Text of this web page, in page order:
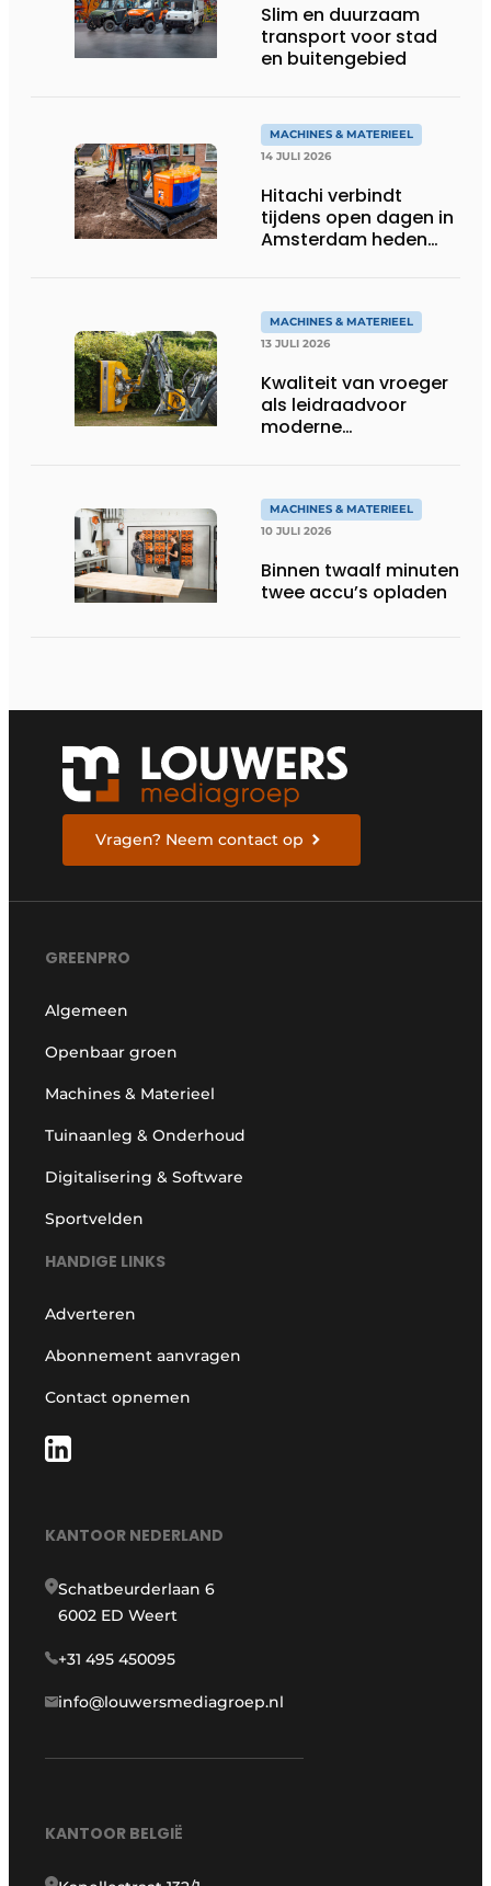
Slim en duurzaam
transport voor stad
en buitengebied
MACHINES & MATERIEEL
14 JULI 2026
Hitachi verbindt
tijdens open dagen in
Amsterdam heden
MACHINES & MATERIEEL
13 JULI 2026
Kwaliteit van vroeger
als leidraadvoor
moderne
MACHINES & MATERIEEL
10 JULI 2026
Binnen twaalf minuten
twee accu’s opladen
Vragen? Neem contact op
GREENPRO
Algemeen
Openbaar groen
Machines & Materieel
Tuinaanleg & Onderhoud
Digitalisering & Software
Sportvelden
HANDIGE LINKS
Adverteren
Abonnement aanvragen
Contact opnemen
KANTOOR NEDERLAND
Schatbeurderlaan 6
6002 ED Weert
+31 495 450095
info@louwersmediagroep.nl
KANTOOR BELGIË